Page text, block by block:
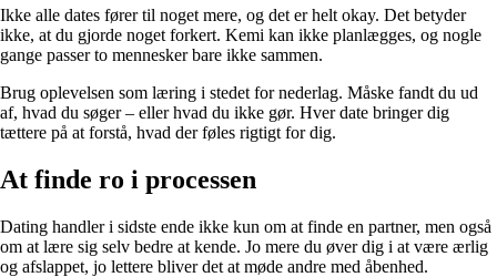
Ikke alle dates fører til noget mere, og det er helt okay. Det betyder
ikke, at du gjorde noget forkert. Kemi kan ikke planlægges, og nogle
gange passer to mennesker bare ikke sammen.
Brug oplevelsen som læring i stedet for nederlag. Måske fandt du ud
af, hvad du søger – eller hvad du ikke gør. Hver date bringer dig
tættere på at forstå, hvad der føles rigtigt for dig.
At finde ro i processen
Dating handler i sidste ende ikke kun om at finde en partner, men også
om at lære sig selv bedre at kende. Jo mere du øver dig i at være ærlig
og afslappet, jo lettere bliver det at møde andre med åbenhed.